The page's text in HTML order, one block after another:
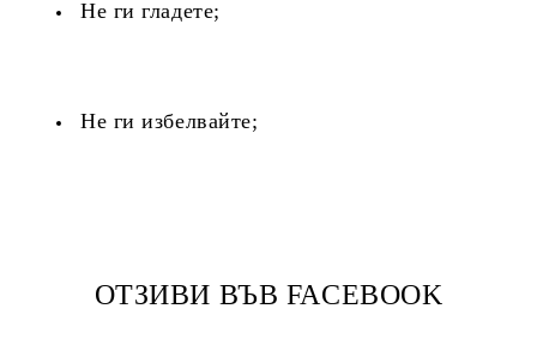
Не ги гладете;
Не ги избелвайте;
ОТЗИВИ ВЪВ FACEBOOK